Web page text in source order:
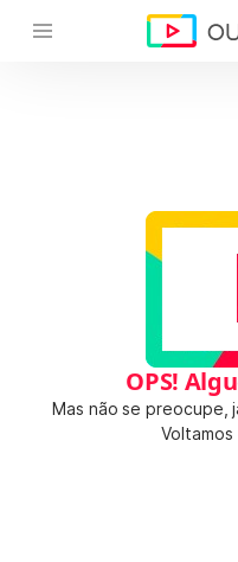
OPS!
Mas não se preocupe,